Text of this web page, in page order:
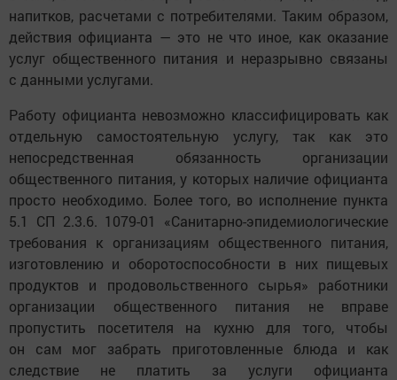
напитков, расчетами с потребителями. Таким образом,
действия официанта — это не что иное, как оказание
услуг общественного питания и неразрывно связаны
с данными услугами.
Работу официанта невозможно классифицировать как
отдельную самостоятельную услугу, так как это
непосредственная обязанность организации
общественного питания, у которых наличие официанта
просто необходимо. Более того, во исполнение пункта
5.1 СП 2.3.6. 1079-01 «Санитарно-эпидемиологические
требования к организациям общественного питания,
изготовлению и оборотоспособности в них пищевых
продуктов и продовольственного сырья» работники
организации общественного питания не вправе
пропустить посетителя на кухню для того, чтобы
он сам мог забрать приготовленные блюда и как
следствие не платить за услуги официанта